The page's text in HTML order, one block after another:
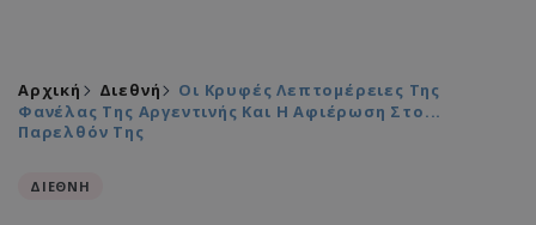
Αρχική Διεθνή
Οι Κρυφές Λεπτομέρειες Της
Φανέλας Της Αργεντινής Και Η Αφιέρωση Στο...
Παρελθόν Της
ΔΙΕΘΝΗ